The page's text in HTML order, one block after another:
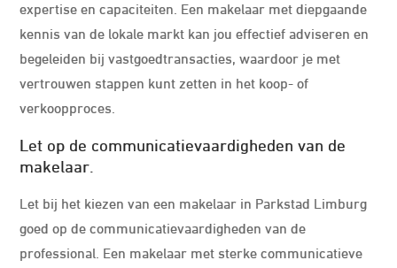
expertise en capaciteiten. Een makelaar met diepgaande
kennis van de lokale markt kan jou effectief adviseren en
begeleiden bij vastgoedtransacties, waardoor je met
vertrouwen stappen kunt zetten in het koop- of
verkoopproces.
Let op de communicatievaardigheden van de
makelaar.
Let bij het kiezen van een makelaar in Parkstad Limburg
goed op de communicatievaardigheden van de
professional. Een makelaar met sterke communicatieve